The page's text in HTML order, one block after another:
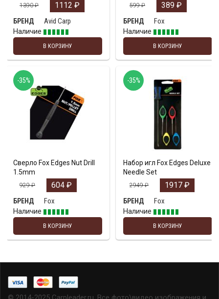
1390₽ 1112 ₽
БРЕНД
Avid Carp
Наличие
В КОРЗИНУ
599₽ 389 ₽
БРЕНД
Fox
Наличие
В КОРЗИНУ
Сверло Fox Edges Nut Drill
1.5mm
929₽ 604 ₽
БРЕНД
Fox
Наличие
В КОРЗИНУ
-35%
Набор игл Fox Edges Deluxe
Needle Set
2949₽ 1917 ₽
БРЕНД
Fox
Наличие
В КОРЗИНУ
-35%